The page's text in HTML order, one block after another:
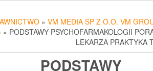
» VM MEDIA SP Z O.O. VM
» PODSTAWY PSYCHOFARMAKOLOGII
LEKARZA PRAKTYKA
PODSTAWY